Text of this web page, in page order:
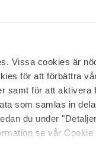
Vissa cookies är
för att förbättra
samt för att aktivera
som samlas in
du under
se vår
Makeup
Click